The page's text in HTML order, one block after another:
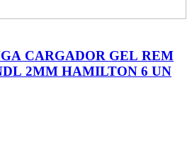
CARGADOR GEL REM
2MM HAMILTON 6 UN